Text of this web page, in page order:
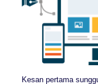
Kesan pertama